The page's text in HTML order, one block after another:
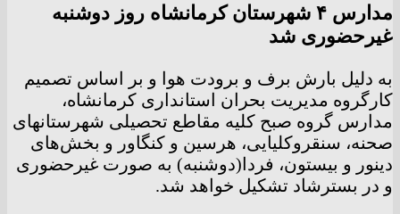
مدارس ۴ شهرستان کرمانشاه روز دوشنبه
غیرحضوری شد
به دلیل بارش برف و برودت هوا و بر اساس تصمیم
کارگروه مدیریت بحران استانداری کرمانشاه،
مدارس گروه صبح کلیه مقاطع تحصیلی شهرستانهای
صحنه، سنقروکلیایی، هرسین و کنگاور و بخش‌های
دینور و بیستون، فردا(دوشنبه) به صورت غیرحضوری
و در بسترشاد تشکیل خواهد شد.